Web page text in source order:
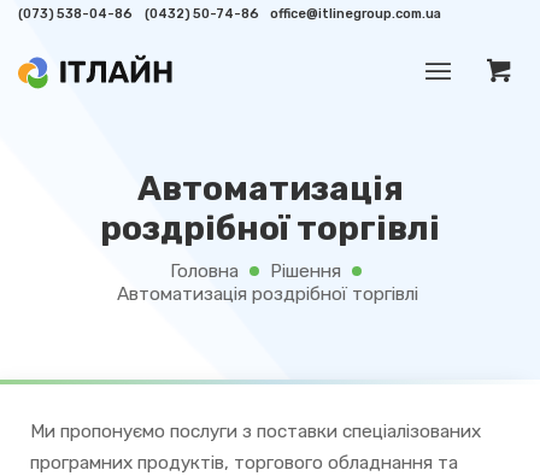
(073) 538-04-86 (0432) 50-74-86 office@itlinegroup.com.ua
Автоматизація
роздрібної торгівлі
Головна / Рішення /
Автоматизація роздрібної торгівлі
Ми пропонуємо послуги з поставки спеціалізованих
програмних продуктів, торгового обладнання та